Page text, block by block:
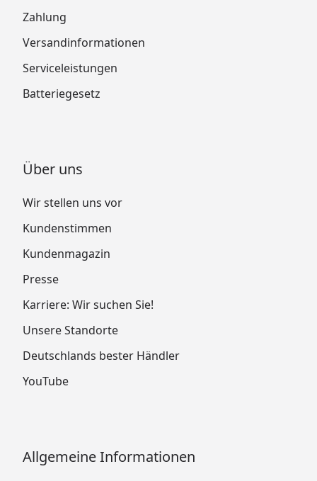
Zahlung
Versandinformationen
Serviceleistungen
Batteriegesetz
Über uns
Wir stellen uns vor
Kundenstimmen
Kundenmagazin
Presse
Karriere: Wir suchen Sie!
Unsere Standorte
Deutschlands bester Händler
YouTube
Allgemeine Informationen